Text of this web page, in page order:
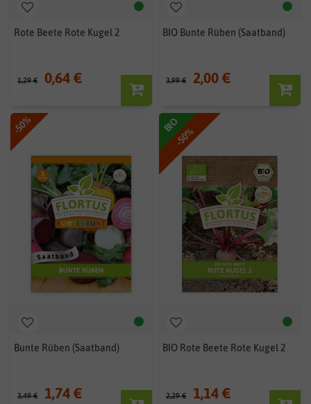
Rote Beete Rote Kugel 2
1,29 € 0,64 €
BIO Bunte Rüben (Saatband)
3,99 € 2,00 €
-50%
Bunte Rüben (Saatband)
3,49 € 1,74 €
-50%
BIO
BIO Rote Beete Rote Kugel 2
2,29 € 1,14 €